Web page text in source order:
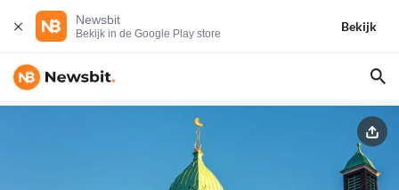
Newsbit
Bekijk in de Google Play store
Bekijk